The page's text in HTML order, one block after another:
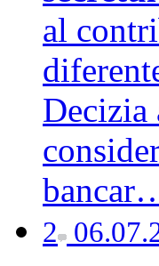
al
Decizia
2